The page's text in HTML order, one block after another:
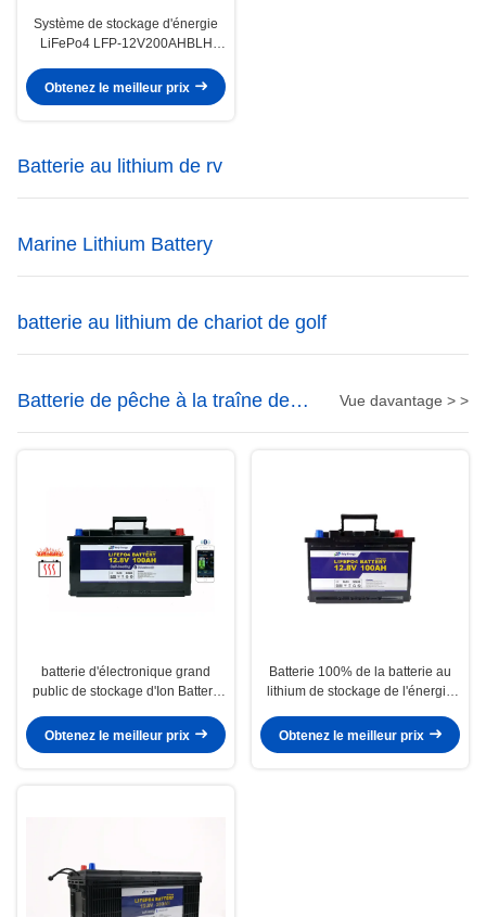
Système de stockage d'énergie
LiFePo4 LFP-12V200AHBLH
température de -20°C à 60°C
Obtenez le meilleur prix
Batterie au lithium de rv
Marine Lithium Battery
batterie au lithium de chariot de golf
Batterie de pêche à la traîne de
moteur de lithium
Vue davantage > >
batterie d'électronique grand
public de stockage d'Ion Battery
12V 100Ah
Obtenez le meilleur prix
Batterie 100% de la batterie au
lithium de stockage de l'énergie
LiFePO4
Obtenez le meilleur prix